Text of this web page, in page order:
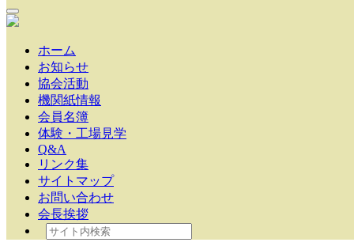
ホーム
お知らせ
協会活動
機関紙情報
会員名簿
体験・工場見学
Q&A
リンク集
サイトマップ
お問い合わせ
会長挨拶